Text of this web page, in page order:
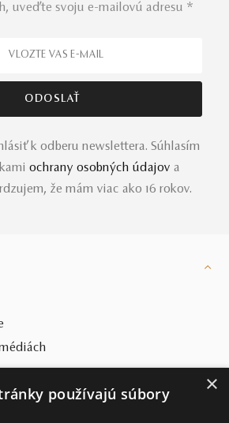
uveďte svoju e-mailovú adresu *
k odberu newslettera. Súhlasím
ochrany osobných údajov a
že mám viac ako 16 rokov.
×
používajú súbory